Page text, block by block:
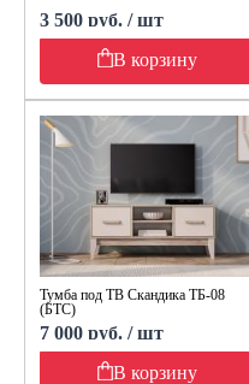
3 500 руб. / шт
В корзину
Тумба под ТВ Скандика ТБ-08
(БТС)
7 000 руб. / шт
В корзину